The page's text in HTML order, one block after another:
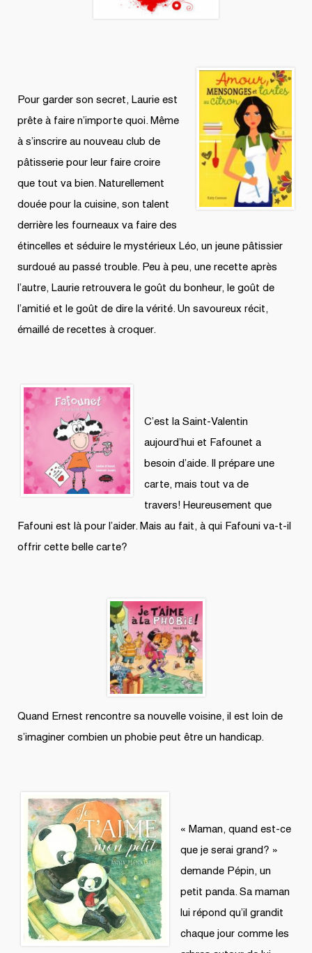
Pour garder son secret, Laurie est
prête à faire n’importe quoi. Même
à s’inscrire au nouveau club de
pâtisserie pour leur faire croire
que tout va bien. Naturellement
douée pour la cuisine, son talent
derrière les fourneaux va faire des
étincelles et séduire le mystérieux Léo, un jeune pâtissier
surdoué au passé trouble. Peu à peu, une recette après
l’autre, Laurie retrouvera le goût du bonheur, le goût de
l’amitié et le goût de dire la vérité. Un savoureux récit,
émaillé de recettes à croquer.
C’est la Saint-Valentin
aujourd’hui et Fafounet a
besoin d’aide. Il prépare une
carte, mais tout va de
travers! Heureusement que
Fafouni est là pour l’aider. Mais au fait, à qui Fafouni va-t-il
offrir cette belle carte?
Quand Ernest rencontre sa nouvelle voisine, il est loin de
s’imaginer combien un phobie peut être un handicap.
« Maman, quand est-ce
que je serai grand? »
demande Pépin, un
petit panda. Sa maman
lui répond qu’il grandit
chaque jour comme les